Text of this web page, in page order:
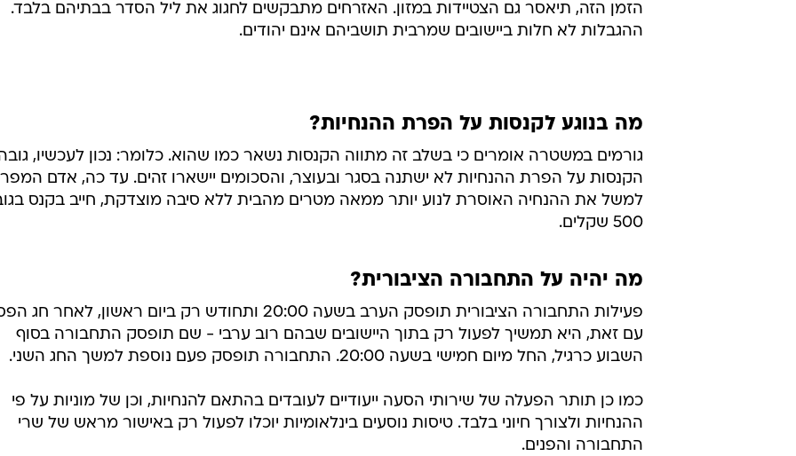
הזמן הזה, תיאסר גם הצטיידות במזון. האזרחים מתבקשים לחגוג את ליל הסדר בבתיהם בלבד.
ההגבלות לא חלות ביישובים שמרבית תושביהם אינם יהודים.
מה בנוגע לקנסות על הפרת ההנחיות?
גורמים במשטרה אומרים כי בשלב זה מתווה הקנסות נשאר כמו שהוא. כלומר: נכון לעכשיו,
הקנסות על הפרת ההנחיות לא ישתנה בסגר ובעוצר, והסכומים יישארו זהים. עד כה, אדם המפר
למשל את ההנחיה האוסרת לנוע יותר ממאה מטרים מהבית ללא סיבה מוצדקת, חייב בקנס
500 שקלים.
מה יהיה על התחבורה הציבורית?
פעילות התחבורה הציבורית תופסק הערב בשעה 20:00 ותחודש רק ביום ראשון, לאחר
עם זאת, היא תמשיך לפעול רק בתוך היישובים שבהם רוב ערבי - שם תופסק התחבורה בסוף
השבוע כרגיל, החל מיום חמישי בשעה 20:00. התחבורה תופסק פעם נוספת למשך החג השני.
כמו כן תותר הפעלה של שירותי הסעה ייעודיים לעובדים בהתאם להנחיות, וכן של מוניות על פי
ההנחיות ולצורך חיוני בלבד. טיסות נוסעים בינלאומיות יוכלו לפעול רק באישור מראש של שרי
התחבורה והפנים.